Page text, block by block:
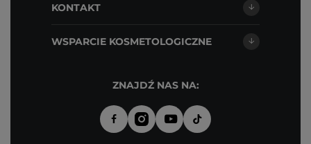
KONTAKT
WSPARCIE KOSMETOLOGICZNE
ZNAJDŹ NAS NA: